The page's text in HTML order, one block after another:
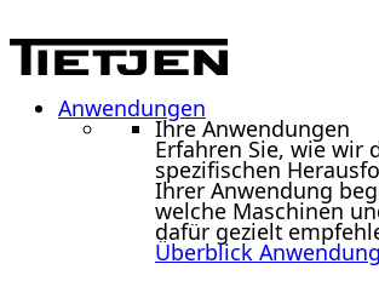
Anwendungen
Ihre Anwendungen
Erfahren Sie, wie wir
spezifischen
Ihrer Anwendung
welche Maschinen
dafür gezielt
Überblick